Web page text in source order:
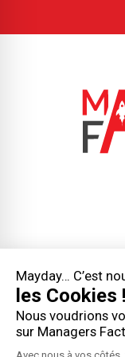
Copyright 2026 ©
Mayday… C’est
les Cookies !
Nous voudrions
sur Managers
Avec nous à vos côtés,